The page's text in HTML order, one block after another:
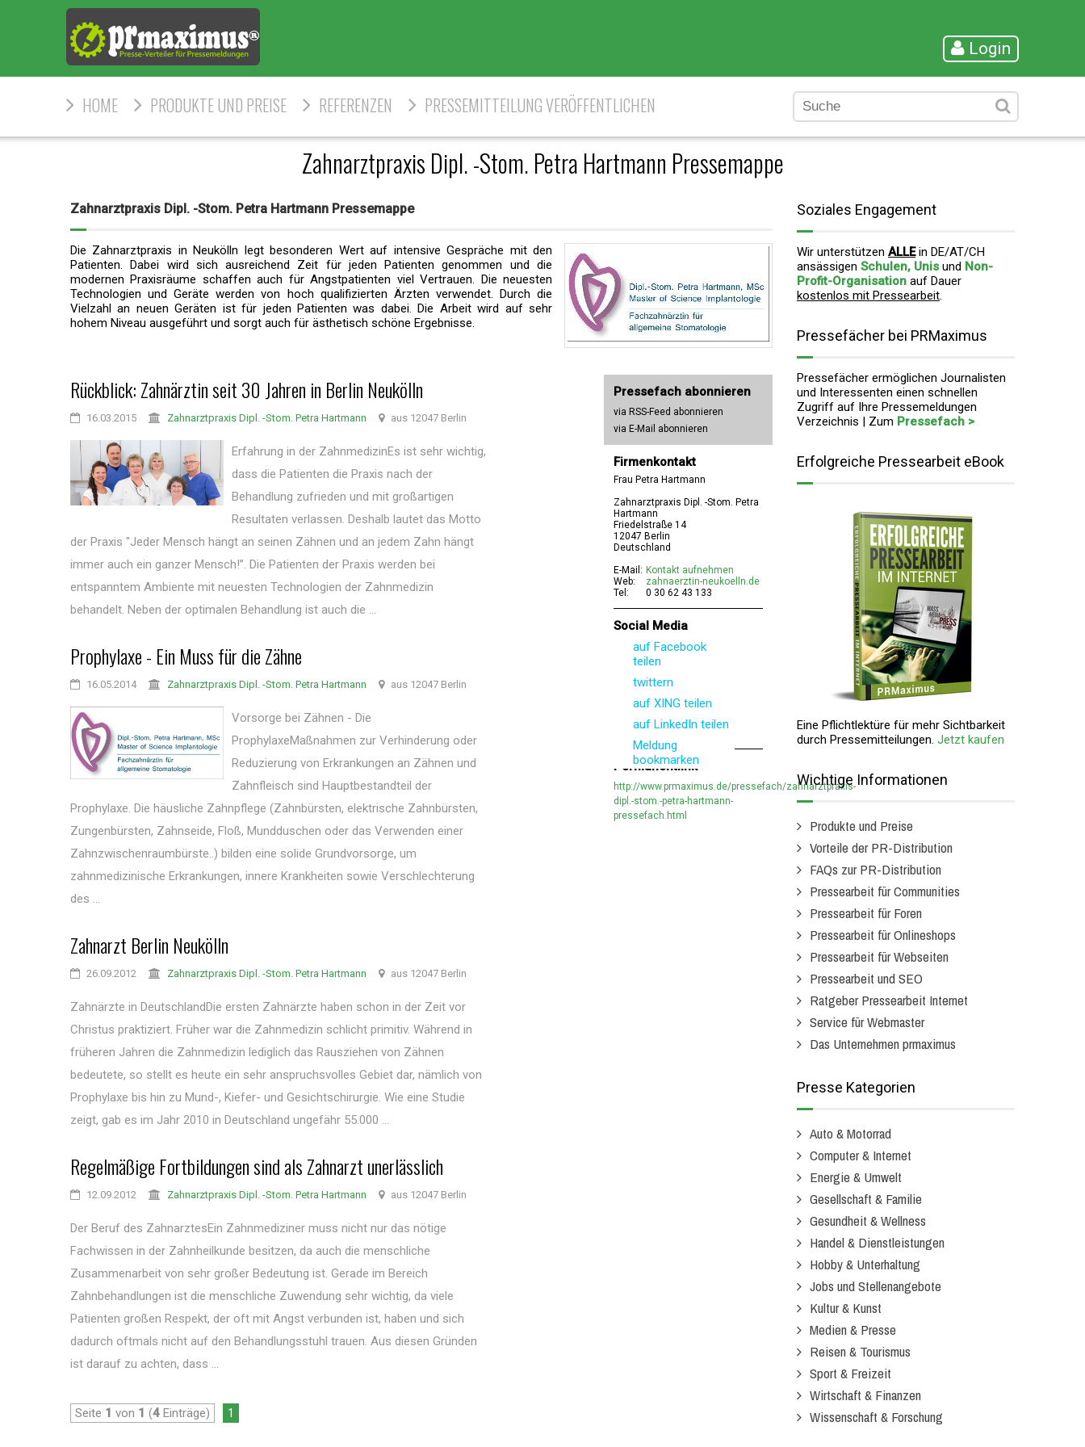
Login
HOME PRODUKTE UND PREISE REFERENZEN PRESSEMITTEILUNG VERÖFFENTLICHEN
Zahnarztpraxis Dipl. -Stom. Petra Hartmann Pressemappe
Zahnarztpraxis Dipl. -Stom. Petra Hartmann Pressemappe
Die Zahnarztpraxis in Neukölln legt besonderen Wert auf intensive Gespräche mit den
Patienten. Dabei wird sich ausreichend Zeit für jeden Patienten genommen und die
modernen Praxisräume schaffen auch für Angstpatienten viel Vertrauen. Die neuesten
Technologien und Geräte werden von hoch qualifizierten Ärzten verwendet. Durch die
Vielzahl an neuen Geräten ist für jeden Patienten was dabei. Die Arbeit wird auf sehr
hohem Niveau ausgeführt und sorgt auch für ästhetisch schöne Ergebnisse.
Rückblick: Zahnärztin seit 30 Jahren in Berlin Neukölln
16.03.2015 Zahnarztpraxis Dipl. -Stom. Petra Hartmann aus 12047 Berlin
Erfahrung in der ZahnmedizinEs ist sehr wichtig,
dass die Patienten die Praxis nach der
Behandlung zufrieden und mit großartigen
Resultaten verlassen. Deshalb lautet das Motto
der Praxis "Jeder Mensch hängt an seinen Zähnen und an jedem Zahn hängt
immer auch ein ganzer Mensch!”. Die Patienten der Praxis werden bei
entspanntem Ambiente mit neuesten Technologien der Zahnmedizin
behandelt. Neben der optimalen Behandlung ist auch die ...
Prophylaxe - Ein Muss für die Zähne
16.05.2014 Zahnarztpraxis Dipl. -Stom. Petra Hartmann aus 12047 Berlin
Vorsorge bei Zähnen - Die
ProphylaxeMaßnahmen zur Verhinderung oder
Reduzierung von Erkrankungen an Zähnen und
Zahnfleisch sind Hauptbestandteil der
Prophylaxe. Die häusliche Zahnpflege (Zahnbürsten, elektrische Zahnbürsten,
Zungenbürsten, Zahnseide, Floß, Mundduschen oder das Verwenden einer
Zahnzwischenraumbürste..) bilden eine solide Grundvorsorge, um
zahnmedizinische Erkrankungen, innere Krankheiten sowie Verschlechterung
des ...
Zahnarzt Berlin Neukölln
26.09.2012 Zahnarztpraxis Dipl. -Stom. Petra Hartmann aus 12047 Berlin
Zahnärzte in DeutschlandDie ersten Zahnärzte haben schon in der Zeit vor
Christus praktiziert. Früher war die Zahnmedizin schlicht primitiv. Während in
früheren Jahren die Zahnmedizin lediglich das Rausziehen von Zähnen
bedeutete, so stellt es heute ein sehr anspruchsvolles Gebiet dar, nämlich von
Prophylaxe bis hin zu Mund-, Kiefer- und Gesichtschirurgie. Wie eine Studie
zeigt, gab es im Jahr 2010 in Deutschland ungefähr 55.000 ...
Regelmäßige Fortbildungen sind als Zahnarzt unerlässlich
12.09.2012 Zahnarztpraxis Dipl. -Stom. Petra Hartmann aus 12047 Berlin
Der Beruf des ZahnarztesEin Zahnmediziner muss nicht nur das nötige
Fachwissen in der Zahnheilkunde besitzen, da auch die menschliche
Zusammenarbeit von sehr großer Bedeutung ist. Gerade im Bereich
Zahnbehandlungen ist die menschliche Zuwendung sehr wichtig, da viele
Patienten großen Respekt, der oft mit Angst verbunden ist, haben und sich
dadurch oftmals nicht auf den Behandlungsstuhl trauen. Aus diesen Gründen
ist darauf zu achten, dass ...
Seite 1 von 1 (4 Einträge) 1
Pressefach abonnieren
via RSS-Feed abonnieren
via E-Mail abonnieren
Firmenkontakt
Frau Petra Hartmann
Zahnarztpraxis Dipl. -Stom. Petra
Hartmann
Friedelstraße 14
12047 Berlin
Deutschland
E-Mail: Kontakt aufnehmen
Web:
zahnaerztin-neukoelln.de
Tel:
0 30 62 43 133
Social Media
auf Facebook
teilen
twittern
auf XING teilen
auf LinkedIn teilen
Meldung
bookmarken
Permanentlink
http://www.prmaximus.de/pressefach/zahnarztpraxis-
dipl.-stom.-petra-hartmann-
pressefach.html
Soziales Engagement
Wir unterstützen ALLEin DE/AT/CH
ansässigen Schulen, Unis und Non-
Profit-Organisation auf Dauer
kostenlos mit Pressearbeit.
Pressefächer bei PRMaximus
Pressefächer ermöglichen Journalisten
und Interessenten einen schnellen
Zugriff auf Ihre Pressemeldungen
Verzeichnis | Zum Pressefach >
Erfolgreiche Pressearbeit eBook
Eine Pflichtlektüre für mehr Sichtbarkeit
durch Pressemitteilungen. Jetzt kaufen
Wichtige Informationen
Produkte und Preise
Vorteile der PR-Distribution
FAQs zur PR-Distribution
Pressearbeit für Communities
Pressearbeit für Foren
Pressearbeit für Onlineshops
Pressearbeit für Webseiten
Pressearbeit und SEO
Ratgeber Pressearbeit Internet
Service für Webmaster
Das Unternehmen prmaximus
Presse Kategorien
Auto & Motorrad
Computer & Internet
Energie & Umwelt
Gesellschaft & Familie
Gesundheit & Wellness
Handel & Dienstleistungen
Hobby & Unterhaltung
Jobs und Stellenangebote
Kultur & Kunst
Medien & Presse
Reisen & Tourismus
Sport & Freizeit
Wirtschaft & Finanzen
Wissenschaft & Forschung